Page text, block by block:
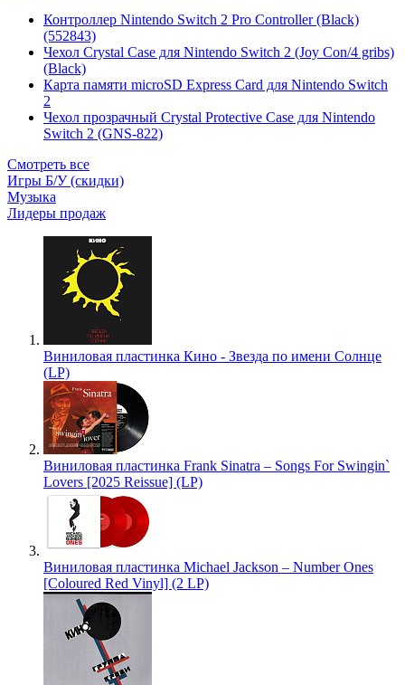
Контроллер Nintendo Switch 2 Pro Controller (Black)
(552843)
Чехол Сrystal Сase для Nintendo Switch 2 (Joy Con/4 gribs)
(Black)
Карта памяти microSD Express Card для Nintendo Switch
2
Чехол прозрачный Crystal Protective Case для Nintendo
Switch 2 (GNS-822)
Смотреть все
Игры Б/У (скидки)
Музыка
Лидеры продаж
Виниловая пластинка Кино - Звезда по имени Солнце
(LP)
Виниловая пластинка Frank Sinatra – Songs For Swingin`
Lovers [2025 Reissue] (LP)
Виниловая пластинка Michael Jackson – Number Ones
[Coloured Red Vinyl] (2 LP)